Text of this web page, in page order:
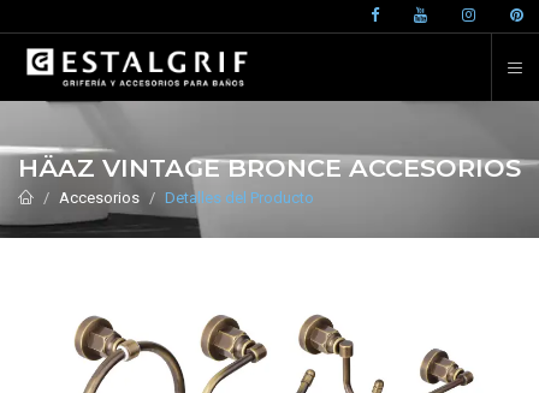
HÄAZ VINTAGE BRONCE ACCESORIOS
Accesorios Detalles del Producto